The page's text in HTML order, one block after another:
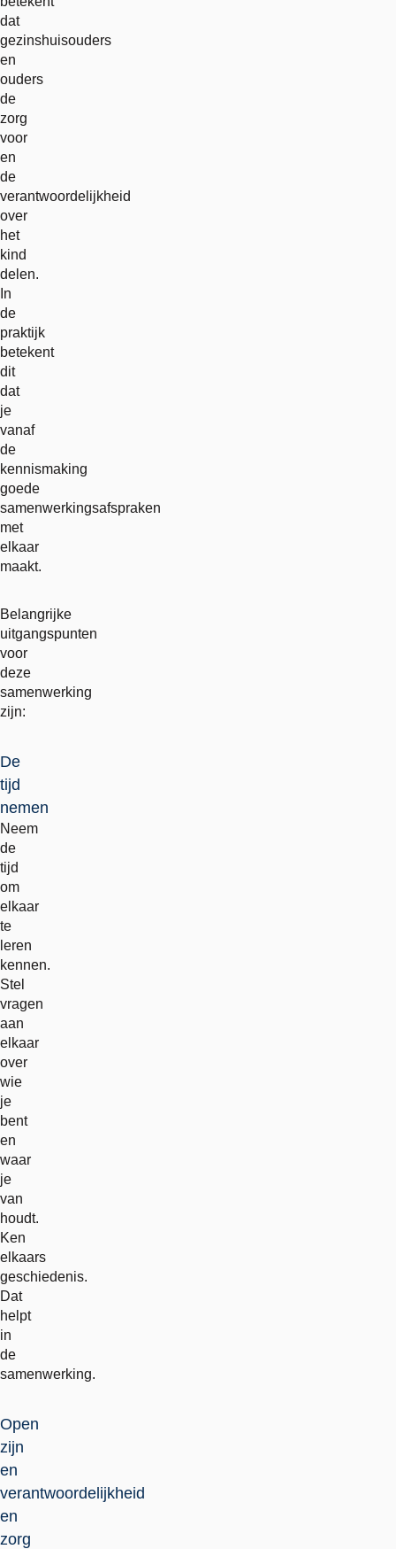
dat
gezinshuisouders
en
ouders
de
zorg
voor
en
de
verantwoordelijkheid
over
het
kind
delen.
In
de
praktijk
betekent
dit
dat
je
vanaf
de
kennismaking
goede
samenwerkingsafspraken
met
elkaar
maakt.
Belangrijke
uitgangspunten
voor
deze
samenwerking
zijn:
De
tijd
nemen
Neem
de
tijd
om
elkaar
te
leren
kennen.
Stel
vragen
aan
elkaar
over
wie
je
bent
en
waar
je
van
houdt.
Ken
elkaars
geschiedenis.
Dat
helpt
in
de
samenwerking.
Open
zijn
en
verantwoordelijkheid
en
zorg